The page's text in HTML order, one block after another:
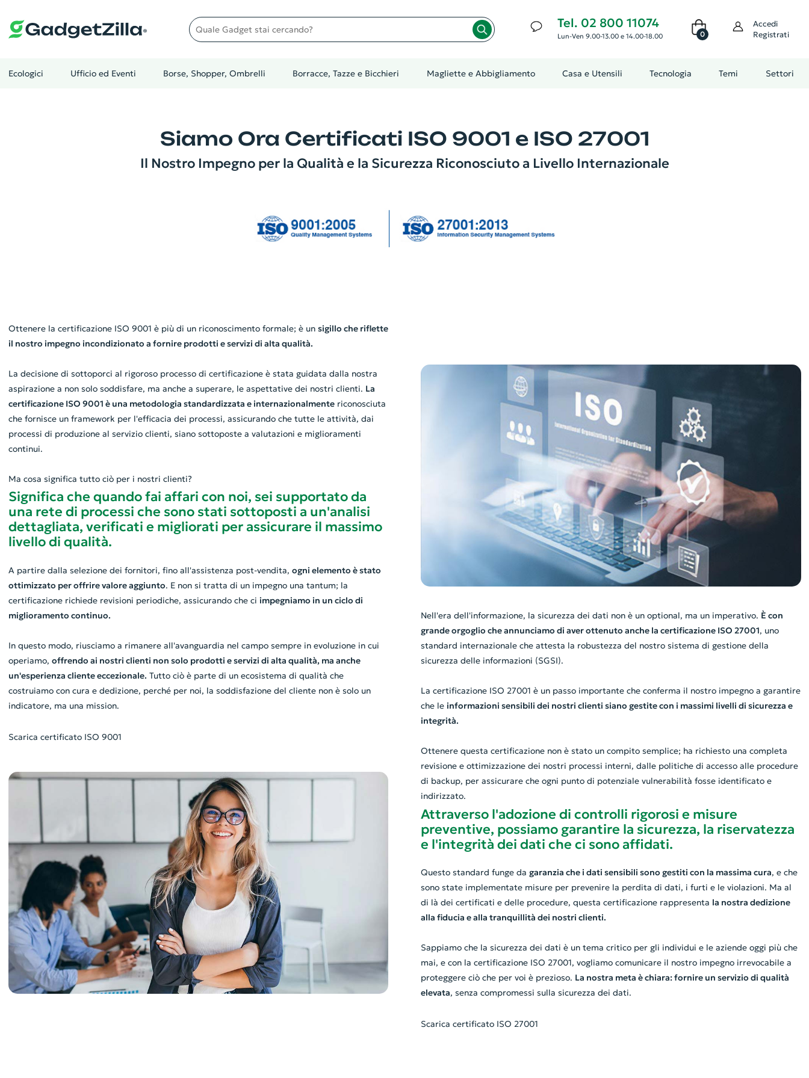
Quale gadget stai cercando? Tel. 02 800 11074
Lun-Ven 9.00-13.00 e 14.00-18.00 0
Accedi
Registrati
Ecologici Ufficio ed Eventi Borse, Shopper, Ombrelli Borracce, Tazze e Bicchieri Magliette e Abbigliamento Casa e Utensili Tecnologia Temi Settori
Siamo Ora Certificati ISO 9001 e ISO 27001
Il Nostro Impegno per la Qualità e la Sicurezza Riconosciuto a Livello Internazionale
Ottenere la certificazione ISO 9001 è più di un riconoscimento formale; è un sigillo che riflette
il nostro impegno incondizionato a fornire prodotti e servizi di alta qualità.
La decisione di sottoporci al rigoroso processo di certificazione è stata guidata dalla nostra
aspirazione a non solo soddisfare, ma anche a superare, le aspettative dei nostri clienti. La
certificazione ISO 9001 è una metodologia standardizzata e internazionalmentericonosciuta
che fornisce un framework per l'efficacia dei processi, assicurando che tutte le attività, dai
processi di produzione al servizio clienti, siano sottoposte a valutazioni e miglioramenti
continui.
Ma cosa significa tutto ciò per i nostri clienti?
Significa che quando fai affari con noi, sei supportato da
una rete di processi che sono stati sottoposti a un'analisi
dettagliata, verificati e migliorati per assicurare il massimo
livello di qualità.
A partire dalla selezione dei fornitori, fino all'assistenza post-vendita, ogni elemento è stato
ottimizzato per offrire valore aggiunto. E non si tratta di un impegno una tantum; la
certificazione richiede revisioni periodiche, assicurando che ci impegniamo in un ciclo di
miglioramento continuo.
In questo modo, riusciamo a rimanere all'avanguardia nel campo sempre in evoluzione in cui
operiamo, offrendo ai nostri clienti non solo prodotti e servizi di alta qualità, ma anche
un'esperienza cliente eccezionale. Tutto ciò è parte di un ecosistema di qualità che
costruiamo con cura e dedizione, perché per noi, la soddisfazione del cliente non è solo un
indicatore, ma una mission.
Scarica certificato ISO 9001
Nell'era dell'informazione, la sicurezza dei dati non è un optional, ma un imperativo. È con
grande orgoglio che annunciamo di aver ottenuto anche la certificazione ISO 27001, uno
standard internazionale che attesta la robustezza del nostro sistema di gestione della
sicurezza delle informazioni (SGSI).
La certificazione ISO 27001 è un passo importante che conferma il nostro impegno a garantire
che le informazioni sensibili dei nostri clienti siano gestite con i massimi livelli di sicurezza e
integrità.
Ottenere questa certificazione non è stato un compito semplice; ha richiesto una completa
revisione e ottimizzazione dei nostri processi interni, dalle politiche di accesso alle procedure
di backup, per assicurare che ogni punto di potenziale vulnerabilità fosse identificato e
indirizzato.
Attraverso l'adozione di controlli rigorosi e misure
preventive, possiamo garantire la sicurezza, la riservatezza
e l'integrità dei dati che ci sono affidati.
Questo standard funge da garanzia che i dati sensibili sono gestiti con la massima cura, e che
sono state implementate misure per prevenire la perdita di dati, i furti e le violazioni. Ma al
di là dei certificati e delle procedure, questa certificazione rappresenta la nostra dedizione
alla fiducia e alla tranquillità dei nostri clienti.
Sappiamo che la sicurezza dei dati è un tema critico per gli individui e le aziende oggi più che
mai, e con la certificazione ISO 27001, vogliamo comunicare il nostro impegno irrevocabile a
proteggere ciò che per voi è prezioso. La nostra meta è chiara: fornire un servizio di qualità
elevata, senza compromessi sulla sicurezza dei dati.
Scarica certificato ISO 27001